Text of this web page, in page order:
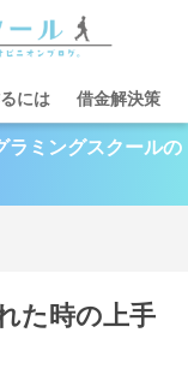
には 借金解決策
ラミングスクールの
た時の上手